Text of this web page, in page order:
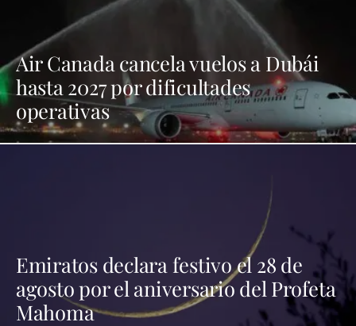
Air Canada cancela vuelos a Dubái
hasta 2027 por dificultades
operativas
Emiratos declara festivo el 28 de
agosto por el aniversario del Profeta
Mahoma